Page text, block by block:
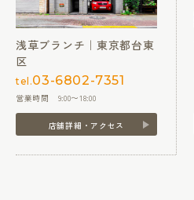
浅草ブランチ｜東京都台東
区
tel.03-6802-7351
営業時間 9:00〜18:00
店舗詳細・アクセス